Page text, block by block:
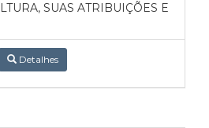
SUAS ATRIBUIÇÕES E
Detalhes